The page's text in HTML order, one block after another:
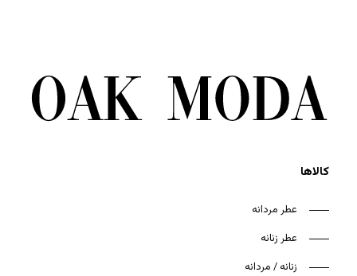
هیچ محصولی در سبد خرید نیست.
بازگشت به فروشگاه
کالاها
عطر مردانه
عطر زنانه
زنانه / مردانه